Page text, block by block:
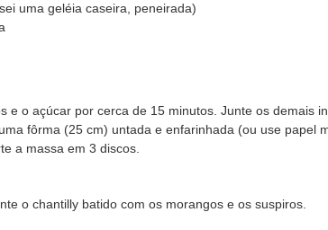
uma geléia caseira, peneirada)
e o açúcar por cerca de 15 minutos. Junte os demais
fôrma (25 cm) untada e enfarinhada (ou use papel
a massa em 3 discos.
o chantilly batido com os morangos e os suspiros.